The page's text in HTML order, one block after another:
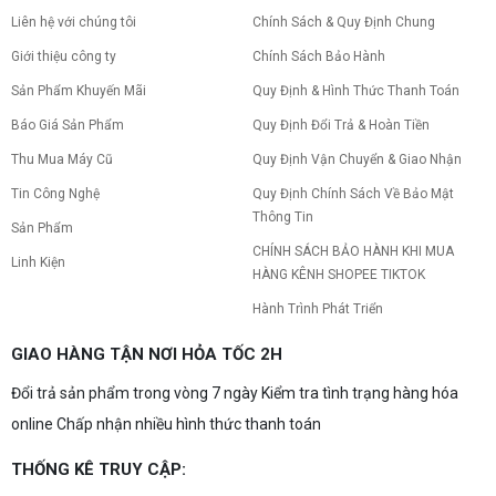
tăng hiệu năng tối đa? Xem ngay thứ tự ưu tiên
PC gaming nóng quạt kêu to: Nguyên
nhân và Cách khắc phục
máy giật lag, giảm tuổi thọ? Tìm hiểu ngay
hoạt động êm ái.
CPU AMD Ryzen 7 7700X3D full box mới
ra mắt: Nhanh, Mạnh, Giá tốt
CPU AMD Ryzen 7 7700X3D chính thức ra mắt
hiệu năng chơi game vượt trội. Khám phá chi tiết
10 Nguyên nhân khiến PC gaming bị tụt
PC gaming bị tụt FPS sau một thời gian? Tìm hiểu
và cách kiểm tra, khắc phục từng bước tại Vi Tính
NVIDIA Hoãn Ra Mắt Dòng RTX 50
Liên hệ với chúng tôi
Giới thiệu công ty
Sản Phẩm Khuyến Mãi
Báo Giá Sản Phẩm
Thu Mua Máy Cũ
Tin Công Nghệ
Sản Phẩm
Linh Kiện
Chính Sách & Quy Định Chung
Chính Sách Bảo Hành
Quy Định & Hình Thức Thanh Toán
Quy Định Đổi Trả & Hoàn Tiền
Quy Định Vận Chuyển & Giao Nhận
Quy Định Chính Sách Về Bảo Mật
Thông Tin
CHÍNH SÁCH BẢO HÀNH KHI MUA
HÀNG KÊNH SHOPEE TIKTOK
Hành Trình Phát Triển
GIAO HÀNG TẬN NƠI HỎA TỐC 2H
Đổi trả sản phẩm trong vòng 7 ngày Kiểm tra tình trạng hàng hóa
online Chấp nhận nhiều hình thức thanh toán
THỐNG KÊ TRUY CẬP: